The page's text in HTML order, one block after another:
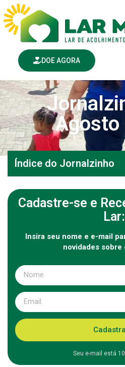
DOE AGORA
Agosto
Índice do Jornalzinho
Cadastre-se e
Lar:
Insira seu nome e e-mail
novidades sobre
Seu e-mail está